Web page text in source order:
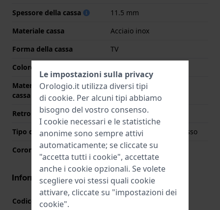
Spessore della cassa
11.5 mm
Materiale cassa
Acciaio inox
Forma della cassa
TV
Colore della cassa
Materiale del retro della
cassa
Acciaio inox
Retro cassa
Chiusura con viti
Tipo di vetro
Zafiro doppio antirreflesso
Corona
Corona a vite
Informazioni del movimento
Codice Movimento
Le impostazioni sulla privacy
Orologio.it utilizza diversi tipi
di cookie. Per alcuni tipi abbiamo
bisogno del vostro consenso.
I cookie necessari e le statistiche
anonime sono sempre attivi
automaticamente; se cliccate su
"accetta tutti i cookie", accettate
anche i cookie opzionali. Se volete
scegliere voi stessi quali cookie
attivare, cliccate su "impostazioni dei
cookie".